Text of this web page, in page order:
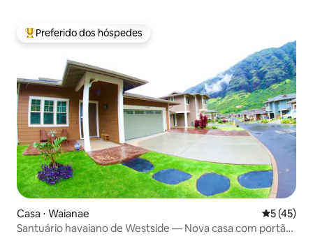
Entre os melhores preferidos dos hóspedes
Preferido dos hóspedes
Casa ⋅ Waianae 5 de uma
5 (45)
Santuário havaiano de Westside — Nova casa com portão